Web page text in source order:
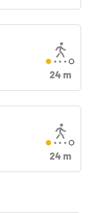
24 m
24 m